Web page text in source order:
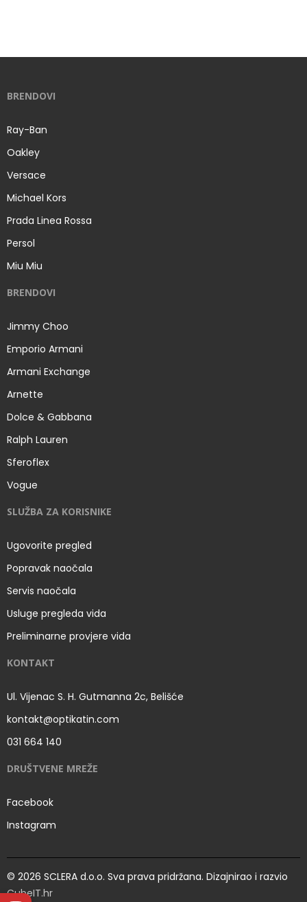
BRENDOVI
Ray-Ban
Oakley
Versace
Michael Kors
Prada Linea Rossa
Persol
Miu Miu
BRENDOVI
Jimmy Choo
Emporio Armani
Armani Exchange
Arnette
Dolce & Gabbana
Ralph Lauren
Sferoflex
Vogue
SLUŽBA ZA KORISNIKE
Ugovorite pregled
Popravak naočala
Servis naočala
Usluge pregleda vida
Preliminarne provjere vida
KONTAKT
Ul. Vijenac S. H. Gutmanna 2c, Belišće
kontakt@optikatin.com
031 664 140
DRUŠTVENE MREŽE
Facebook
Instagram
© 2026 SCLERA d.o.o. Sva prava pridržana. Dizajnirao i razvio
CubeIT.hr